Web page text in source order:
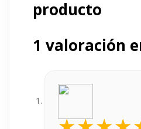
producto
1 valoración